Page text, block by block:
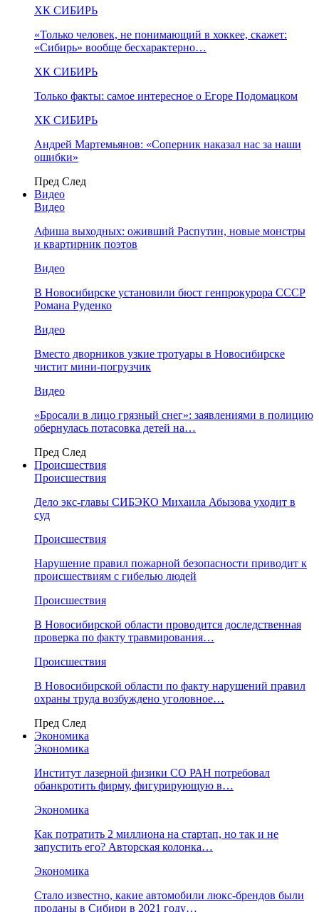
ХК СИБИРЬ
«Только человек, не понимающий в хоккее, скажет:
«Сибирь» вообще бесхарактерно…
ХК СИБИРЬ
Только факты: самое интересное о Егоре Подомацком
ХК СИБИРЬ
Андрей Мартемьянов: «Соперник наказал нас за наши
ошибки»
Пред След
Видео
Видео
Афиша выходных: оживший Распутин, новые монстры
и квартирник поэтов
Видео
В Новосибирске установили бюст генпрокурора СССР
Романа Руденко
Видео
Вместо дворников узкие тротуары в Новосибирске
чистит мини-погрузчик
Видео
«Бросали в лицо грязный снег»: заявлениями в полицию
обернулась потасовка детей на…
Пред След
Происшествия
Происшествия
Дело экс-главы СИБЭКО Михаила Абызова уходит в
суд
Происшествия
Нарушение правил пожарной безопасности приводит к
происшествиям с гибелью людей
Происшествия
В Новосибирской области проводится доследственная
проверка по факту травмирования…
Происшествия
В Новосибирской области по факту нарушений правил
охраны труда возбуждено уголовное…
Пред След
Экономика
Экономика
Институт лазерной физики СО РАН потребовал
обанкротить фирму, фигурирующую в…
Экономика
Как потратить 2 миллиона на стартап, но так и не
запустить его? Авторская колонка…
Экономика
Стало известно, какие автомобили люкс-брендов были
проданы в Сибири в 2021 году…